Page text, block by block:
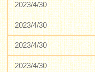
2023/4/30
2023/4/30
2023/4/30
2023/4/30